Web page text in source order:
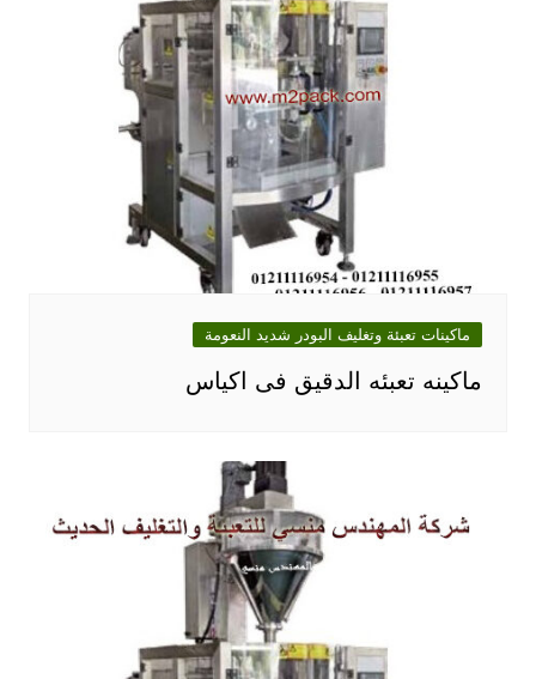
ماكينات تعبئة وتغليف البودر شديد النعومة
ماكينه تعبئه الدقيق فى اكياس